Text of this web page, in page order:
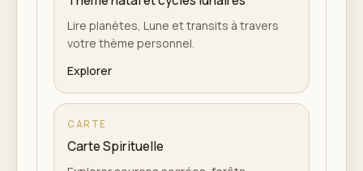
Lire planètes, Lune et transits à travers
votre thème personnel.
Explorer
CARTE
Carte Spirituelle